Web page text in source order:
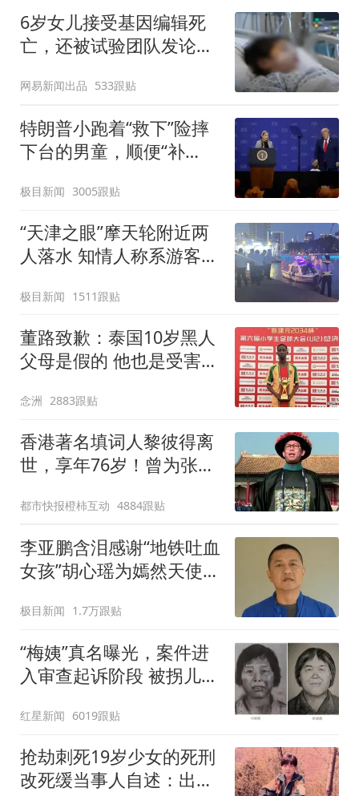
6岁女儿接受基因编辑死
亡，还被试验团队发论
么？
网易新闻出品 533跟贴
特朗普小跑着“救下”险摔
下台的男童，顺便“补
拜登一样摔下来”
极目新闻 3005跟贴
“天津之眼”摩天轮附近两
人落水 知情人称系游客，
极目新闻 1511跟贴
董路致歉：泰国10岁黑人
父母是假的 他也是受害者
念洲 2883跟贴
香港著名填词人黎彼得离
世，享年76岁！曾为张国
《浪子心声》等歌填词，
还是周星驰御用配角
都市快报橙柿互动 4884跟贴
李亚鹏含泪感谢“地铁吐血
女孩”胡心瑶为嫣然天使捐
重，尊重其捐赠意愿，个
人向胡心瑶和她的病友之
家各捐赠99999元
极目新闻 1.7万跟贴
“梅姨”真名曝光，案件进
入审查起诉阶段 被拐儿童
红星新闻 6019跟贴
抢劫刺死19岁少女的死刑
改死缓当事人自述：出狱